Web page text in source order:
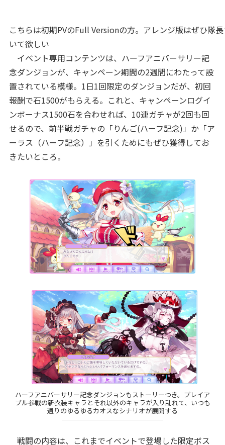
こちらは初期PVのFull Versionの方。アレンジ版はぜひ隊
いて欲しい
イベント専用コンテンツは、ハーフアニバーサリー記
念ダンジョンが、キャンペーン期間の2週間にわたって設
置されている模様。1日1回限定のダンジョンだが、初回
報酬で石1500がもらえる。これと、キャンペーンログイ
ンボーナス1500石を合わせれば、10連ガチャが2回も回
せるので、前半戦ガチャの「りんご(ハーフ記念)」か「ア
ーラス（ハーフ記念）」を引くためにもぜひ獲得してお
きたいところ。
ハーフアニバーサリー記念ダンジョンもストーリーつき。プレイア
ブル参戦の新衣装キャラとそれ以外のキャラが入り乱れて、いつも
通りのゆるゆるカオスなシナリオが展開する
戦闘の内容は、これまでイベントで登場した限定ボス